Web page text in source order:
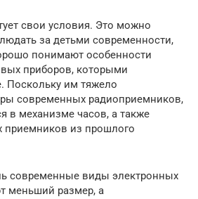
свои условия. Это можно
за детьми современности,
понимают особенности
приборов, которыми
Поскольку им тяжело
современных радиоприемников,
в механизме часов, а также
из прошлого
современные виды электронных
меньший размер, а